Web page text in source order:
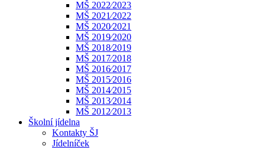
MŠ 2022⁄2023
MŠ 2021⁄2022
MŠ 2020⁄2021
MŠ 2019⁄2020
MŠ 2018⁄2019
MŠ 2017⁄2018
MŠ 2016⁄2017
MŠ 2015⁄2016
MŠ 2014⁄2015
MŠ 2013⁄2014
MŠ 2012⁄2013
Školní jídelna
Kontakty ŠJ
Jídelníček